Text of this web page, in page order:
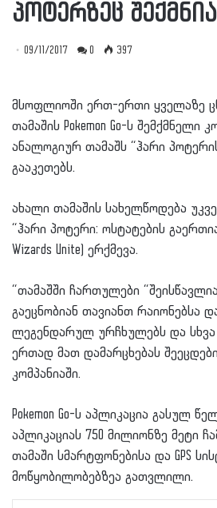
პოტერზეც
09/11/2017 0 397
მსოფლიოში ერთ-ერთი ყველაზე
თამაშის Pokemon Go-ს შემქმნელი
ანალოგიურ თამაშს “ჰარი
გააკეთებს.
ახალი თამაშის სახელწოდება
“ჰარი პოტერი: ოსტატების
Wizards Unite) ერქმევა.
“თამაშში ჩართულები
გაეცნობიან თავიანთ რაიონებსა
ლეგენდარულ ურჩხულებს და სხვა
ერთად მათ დამარცხებას
კომპანიაში.
Pokemon Go-ს აპლიკაცია გასულ
აპლიკაციას 750 მილიონზე მეტი
თამაში სმარტფონებისა და GPS
მოწყობილობებზეა გათვლილი.